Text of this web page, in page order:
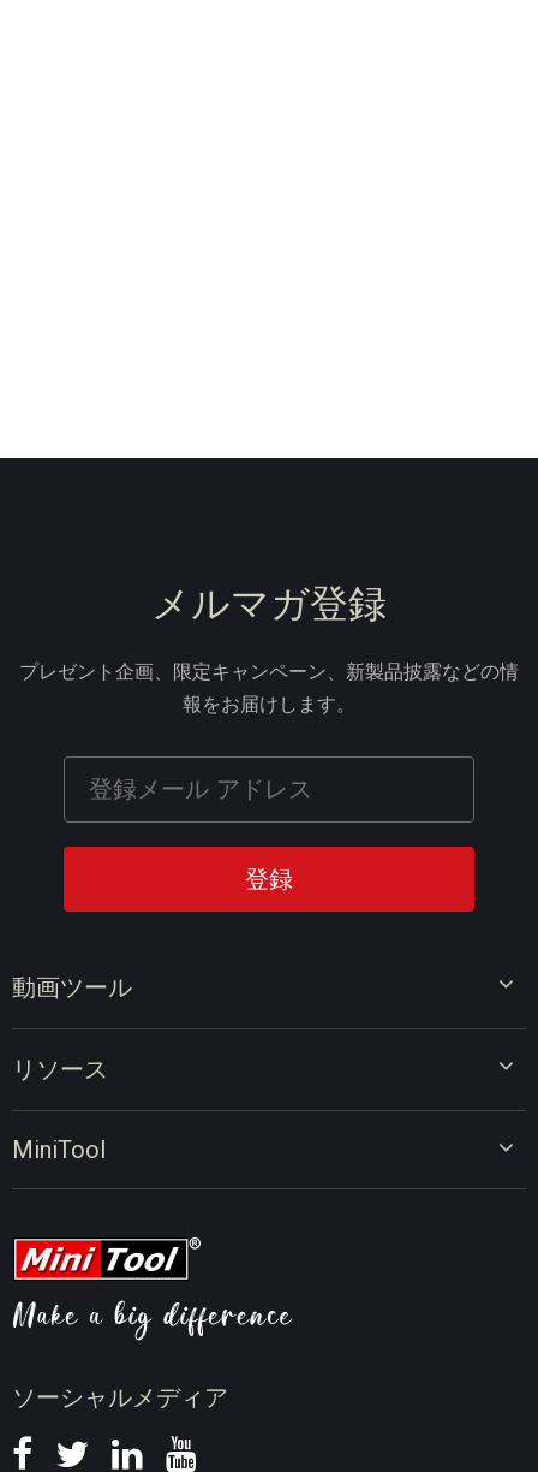
ソーシャルメディア
動画ツール
ビデオコンバーター
リソース
動画圧縮のヒント
ニュース
MiniTool
メルマガ登録
プレゼント企画、限定キャンペーン、新製品披露などの情
報をお届けします。